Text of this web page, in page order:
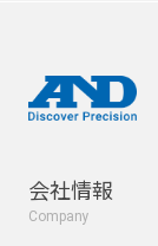
会社情報
Company